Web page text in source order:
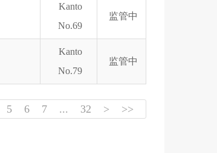
Kanto
No.69
监管中
Kanto
No.79
监管中
5 6 7 ... 32 > >>